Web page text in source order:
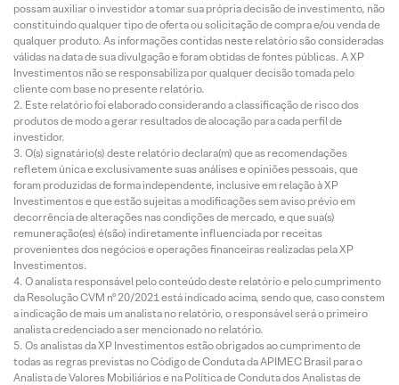
possam auxiliar o investidor a tomar sua própria decisão de investimento, não
constituindo qualquer tipo de oferta ou solicitação de compra e/ou venda de
qualquer produto. As informações contidas neste relatório são consideradas
válidas na data de sua divulgação e foram obtidas de fontes públicas. A XP
Investimentos não se responsabiliza por qualquer decisão tomada pelo
cliente com base no presente relatório.
Este relatório foi elaborado considerando a classificação de risco dos
produtos de modo a gerar resultados de alocação para cada perfil de
investidor.
O(s) signatário(s) deste relatório declara(m) que as recomendações
refletem única e exclusivamente suas análises e opiniões pessoais, que
foram produzidas de forma independente, inclusive em relação à XP
Investimentos e que estão sujeitas a modificações sem aviso prévio em
decorrência de alterações nas condições de mercado, e que sua(s)
remuneração(es) é(são) indiretamente influenciada por receitas
provenientes dos negócios e operações financeiras realizadas pela XP
Investimentos.
O analista responsável pelo conteúdo deste relatório e pelo cumprimento
da Resolução CVM nº 20/2021 está indicado acima, sendo que, caso constem
a indicação de mais um analista no relatório, o responsável será o primeiro
analista credenciado a ser mencionado no relatório.
Os analistas da XP Investimentos estão obrigados ao cumprimento de
todas as regras previstas no Código de Conduta da APIMEC Brasil para o
Analista de Valores Mobiliários e na Política de Conduta dos Analistas de